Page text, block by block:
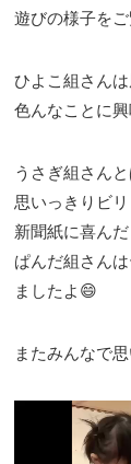
遊びの様子を
ひよこ組さん
色んなことに
うさぎ組さん
思いっきりビ
新聞紙に喜ん
ぱんだ組さん
ましたよ😄
またみんなで